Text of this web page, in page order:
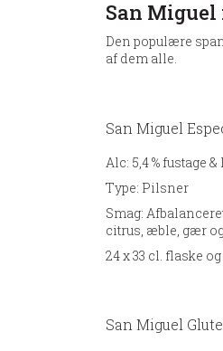
San
Den populære
af dem alle.
San Miguel
Alc: 5,4 % fustage
Type: Pilsner
Smag:
citrus, æble, gær
24 x 33 cl. flaske
San Miguel